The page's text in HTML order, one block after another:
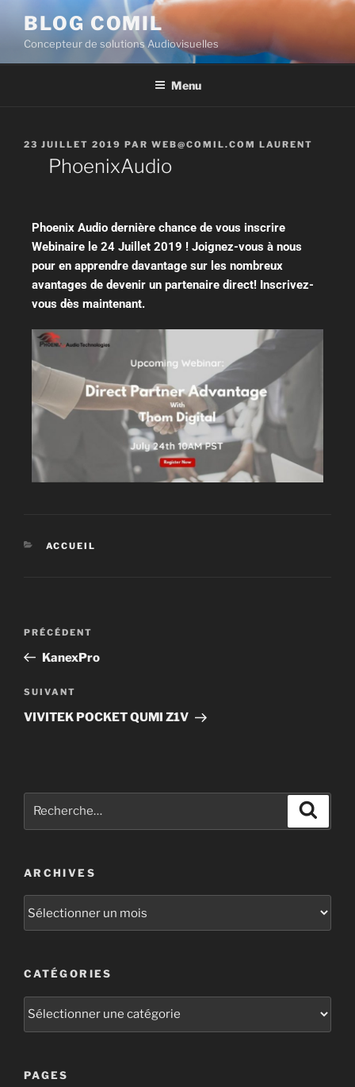
BLOG COMIL
Concepteur de solutions Audiovisuelles
Menu
23 JUILLET 2019 PAR WEB@COMIL.COM LAURENT
PhoenixAudio
Phoenix Audio dernière chance de vous inscrire
Webinaire le 24 Juillet 2019 ! Joignez-vous à nous
pour en apprendre davantage sur les nombreux
avantages de devenir un partenaire direct! Inscrivez-
vous dès maintenant.
ACCUEIL
PRÉCÉDENT
KanexPro
SUIVANT
VIVITEK POCKET QUMI Z1V
ARCHIVES
CATÉGORIES
PAGES